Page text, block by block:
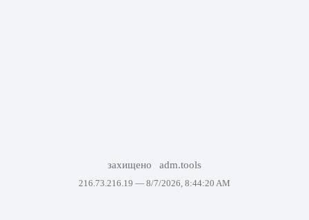
захищено adm.tools
216.73.216.19 — 8/7/2026, 8:44:20 AM